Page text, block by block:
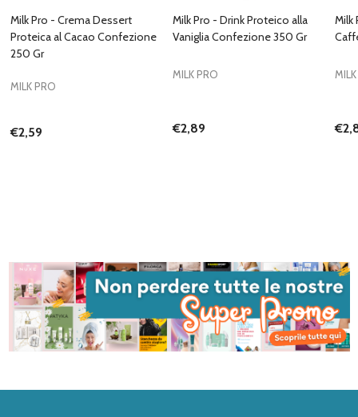
Milk Pro - Crema Dessert
Proteica al Cacao Confezione
250 Gr
MILK PRO
€2,59
Milk Pro - Drink Proteico alla
Vaniglia Confezione 350 Gr
MILK PRO
€2,89
Milk